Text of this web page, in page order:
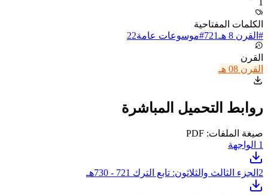
الكلمات المفتاحية
# القرن 8 هـ 721
#موسوعات عامة22
القرن
القرن 08 هـ
روابط التحميل المباشرة
صيغة الملفات: PDF
1 الواجهة
2 الجزء الثالث والثلاثون: تابع الترك 721 - 730هـ